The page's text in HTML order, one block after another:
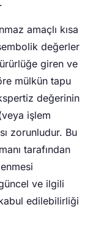
amaçlı kısa
değerler
giren ve
mülkün tapu
değerinin
işlem
zorunludur. Bu
tarafından
ve ilgili
edilebilirliği